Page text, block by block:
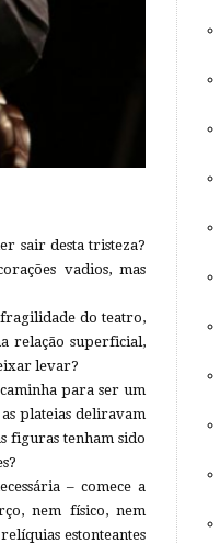
sair desta tristeza?
vadios, mas
do teatro,
relação superficial,
levar?
para ser um
plateias deliravam
figuras tenham sido
– comece a
nem físico, nem
estonteantes